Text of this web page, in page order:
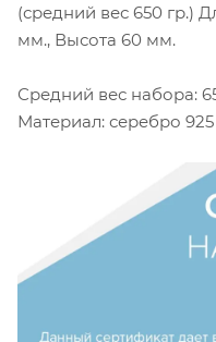
(средний вес 650 гр.)
мм., Высота 60 мм.
Средний вес набора:
Материал: серебро